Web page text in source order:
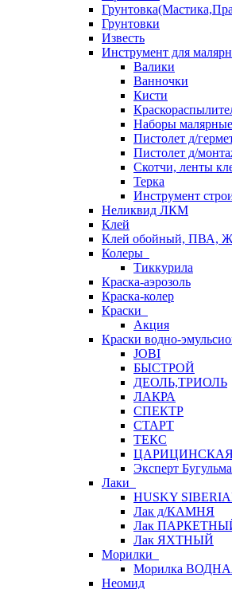
Грунтовки
Известь
Инструмент для
Валики
Ванночки
Кисти
Наборы малярные
Пистолет д/
Пистолет д/
Скотчи, ленты
Терка
Инструмент
Неликвид ЛКМ
Клей
Клей обойный, ПВА,
Колеры
Тиккурила
Краска-аэрозоль
Краска-колер
Краски
Акция
Краски водно-
JOBI
БЫСТРОЙ
ДЕОЛЬ,ТРИОЛЬ
ЛАКРА
СПЕКТР
СТАРТ
ТЕКС
Эксперт Бугульма
Лаки
HUSKY
Лак д/КАМНЯ
Лак
Лак ЯХТНЫЙ
Морилки
Морилка
Неомид